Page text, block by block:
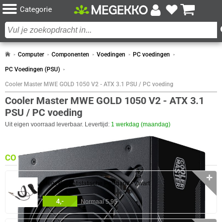
Categorie
Computer Componenten Voedingen PC voedingen
PC Voedingen (PSU)
Cooler Master MWE GOLD 1050 V2 - ATX 3.1 PSU / PC voeding
Cooler Master MWE GOLD 1050 V2 - ATX 3.1
PSU / PC voeding
Uit eigen voorraad leverbaar. Levertijd: 1 werkdag (maandag)
COMBINEER
Megekko Antistatische Polsband - Zwart
4,- Normaal 5,95
✛